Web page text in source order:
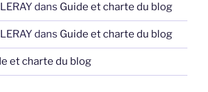
dans Guide et charte du blog
dans Guide et charte du blog
et charte du blog